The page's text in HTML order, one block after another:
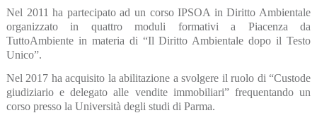
Nel 2011 ha partecipato ad un corso IPSOA in Diritto Ambientale
organizzato in quattro moduli formativi a Piacenza da
TuttoAmbiente in materia di “Il Diritto Ambientale dopo il Testo
Unico”.
Nel 2017 ha acquisito la abilitazione a svolgere il ruolo di “Custode
giudiziario e delegato alle vendite immobiliari” frequentando un
corso presso la Università degli studi di Parma.